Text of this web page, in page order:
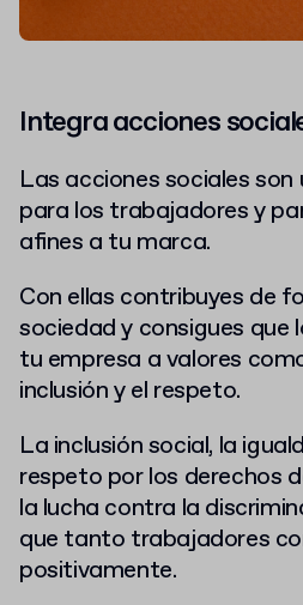
Integra acciones
Las acciones sociales
para los trabajadores y
afines a tu marca.
Con ellas contribuyes de
sociedad y consigues que
tu empresa a valores
inclusión y el respeto.
La inclusión social, la
respeto por los derechos
la lucha contra la
que tanto trabajadores
positivamente.